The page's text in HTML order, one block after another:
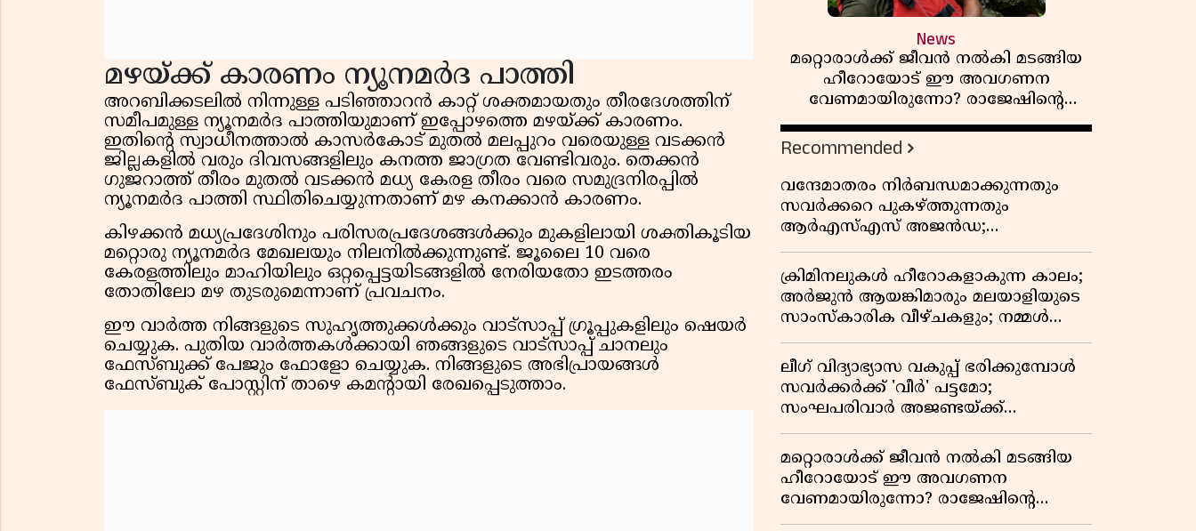
മഴയ്ക്ക് കാരണം ന്യൂനമർദ പാത്തി
അറബിക്കടലിൽ നിന്നുള്ള പടിഞ്ഞാറൻ കാറ്റ് ശക്തമായതും തീരദേശത്തിന്
സമീപമുള്ള ന്യൂനമർദ പാത്തിയുമാണ് ഇപ്പോഴത്തെ മഴയ്ക്ക് കാരണം.
ഇതിൻ്റെ സ്വാധീനത്താൽ കാസർകോട് മുതൽ മലപ്പുറം വരെയുള്ള വടക്കൻ
ജില്ലകളിൽ വരും ദിവസങ്ങളിലും കനത്ത ജാഗ്രത വേണ്ടിവരും. തെക്കൻ
ഗുജറാത്ത് തീരം മുതൽ വടക്കൻ മധ്യ കേരള തീരം വരെ സമുദ്രനിരപ്പിൽ
ന്യൂനമർദ പാത്തി സ്ഥിതിചെയ്യുന്നതാണ് മഴ കനക്കാൻ കാരണം.
കിഴക്കൻ മധ്യപ്രദേശിനും പരിസരപ്രദേശങ്ങൾക്കും മുകളിലായി ശക്തികൂടിയ
മറ്റൊരു ന്യൂനമർദ മേഖലയും നിലനിൽക്കുന്നുണ്ട്. ജൂലൈ 10 വരെ
കേരളത്തിലും മാഹിയിലും ഒറ്റപ്പെട്ടയിടങ്ങളിൽ നേരിയതോ ഇടത്തരം
തോതിലോ മഴ തുടരുമെന്നാണ് പ്രവചനം.
ഈ വാർത്ത നിങ്ങളുടെ സുഹൃത്തുക്കൾക്കും വാട്സാപ്പ് ഗ്രൂപ്പുകളിലും ഷെയർ
ചെയ്യുക. പുതിയ വാർത്തകൾക്കായി ഞങ്ങളുടെ വാട്സാപ്പ് ചാനലും
ഫേസ്ബുക്ക് പേജും ഫോളോ ചെയ്യുക. നിങ്ങളുടെ അഭിപ്രായങ്ങൾ
ഫേസ്ബുക് പോസ്റ്റിന് താഴെ കമൻ്റായി രേഖപ്പെടുത്താം.
News
മറ്റൊരാൾക്ക് ജീവൻ നൽകി മടങ്ങിയ
ഹീറോയോട് ഈ അവഗണന
വേണമായിരുന്നോ? രാജേഷിൻ്റെ
ഭൗതിക ശരീരത്തോടുള്ള അനാദരവിൽ
ആളിപ്പടരുന്ന ജനരോഷവും പാഠവും
Recommended
വന്ദേമാതരം നിർബന്ധമാക്കുന്നതും
സവർക്കറെ പുകഴ്ത്തുന്നതും
ആർഎസ്എസ് അജൻഡ;
സർക്കാരിനെതിരെ പിണറായി വിജയൻ
ക്രിമിനലുകൾ ഹീറോകളാകുന്ന കാലം;
അർജുൻ ആയങ്കിമാരും മലയാളിയുടെ
സാംസ്കാരിക വീഴ്ചകളും; നമ്മൾ
എങ്ങോട്ടാണ് പോകുന്നത്
ലീഗ് വിദ്യാഭ്യാസ വകുപ്പ് ഭരിക്കുമ്പോൾ
സവർക്കർക്ക് 'വീർ' പട്ടമോ;
സംഘപരിവാർ അജണ്ടയ്ക്ക്
പച്ചക്കൊടി കാട്ടുന്നതാര്?
മഞ്ചേശ്വരത്തെ ക്വിസ് ചോദ്യം
വിവാദമാവുമ്പോൾ
മറ്റൊരാൾക്ക് ജീവൻ നൽകി മടങ്ങിയ
ഹീറോയോട് ഈ അവഗണന
വേണമായിരുന്നോ? രാജേഷിൻ്റെ
ഭൗതിക ശരീരത്തോടുള്ള അനാദരവിൽ